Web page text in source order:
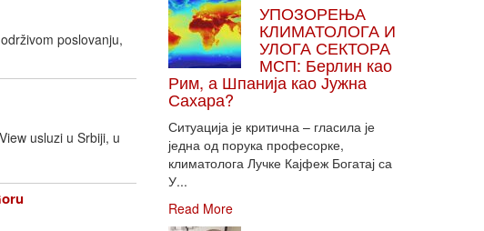
poslovanju,
usluzi u Srbiji, u
УПОЗОРЕЊА
КЛИМАТОЛОГА И
УЛОГА СЕКТОРА
МСП: Берлин као
Рим, а Шпанија као Јужна
Сахара?
Ситуација је критична – гласила је
једна од порука професорке,
климатолога Лучке Кајфеж Богатај са
У...
Read More